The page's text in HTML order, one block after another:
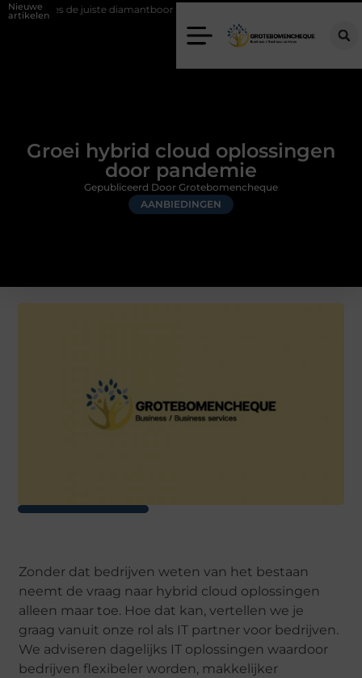
Nieuwe
artikelen
diamantboor voor uw project
Groei hybrid cloud oplossingen
door pandemie
AANBIEDINGEN
Gepubliceerd Door Grotebomencheque
Zonder dat bedrijven weten van het bestaan
neemt de vraag naar hybrid cloud oplossingen
alleen maar toe. Hoe dat kan, vertellen we je
graag vanuit onze rol als IT partner voor bedrijven.
We adviseren dagelijks IT oplossingen waardoor
bedrijven flexibeler worden, makkelijker